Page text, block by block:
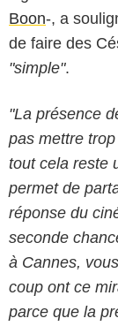
Boon-, a
de faire des
"simple".
"La présence
pas mettre
tout cela reste
permet de
réponse du
seconde
à Cannes,
coup ont ce
parce que la